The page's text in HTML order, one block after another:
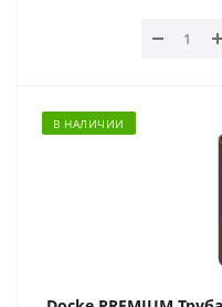
В НАЛИЧИИ